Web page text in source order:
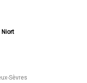
Niort
l'École
Sèvres